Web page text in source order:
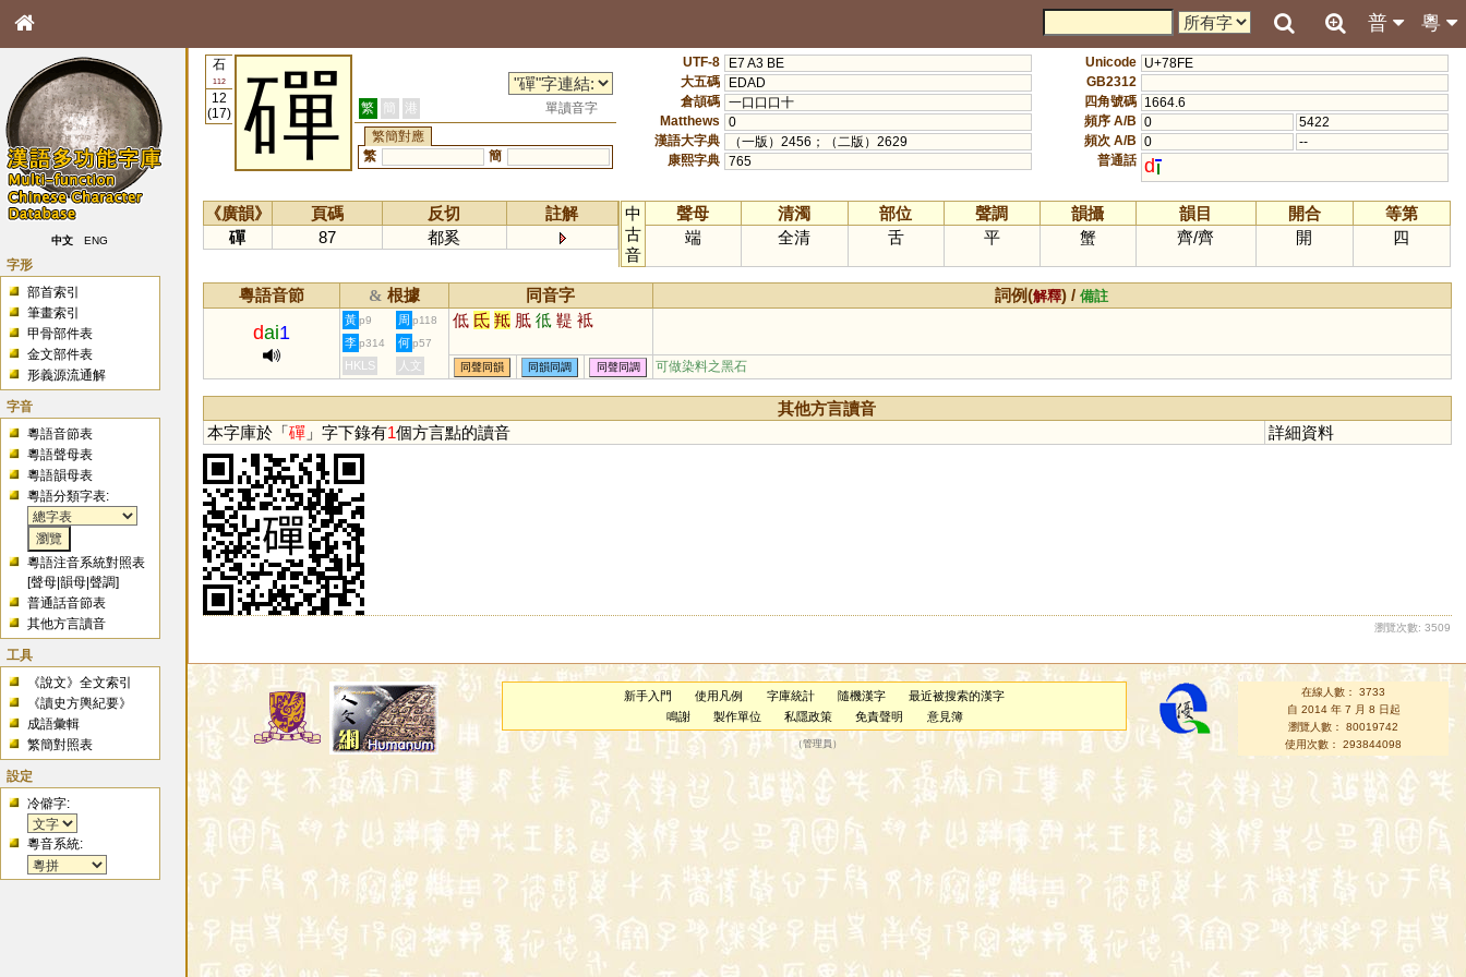
粵
普
中文 ENG
字形
部首索引
筆畫索引
甲骨部件表
金文部件表
形義源流通解
字音
粵語音節表
粵語聲母表
粵語韻母表
粵語分類字表:
粵語注音系統對照表
[聲母 |韻母 |聲調]
普通話音節表
其他方言讀音
工具
《說文》全文索引
《讀史方輿紀要》
成語彙輯
繁簡對照表
設定
冷僻字:
粵音系統:
石
112
12
(17)
磾 繁 簡 港
單讀音字
繁簡對應
繁
簡
UTF-8
E7 A3 BE
大五碼
EDAD
倉頡碼 一口口口十
Matthews
0
漢語大字典
（一版）2456；（二版）2629
康熙字典 765
Unicode U+78FE
GB2312
四角號碼 1664.6
頻序 A/B 0
5422
頻次 A/B 0
--
普通話 d
《廣韻》 頁碼 反切
註解
磾
87 都奚
中
古
音
聲母 清濁 部位 聲調 韻攝 韻目 開合
等第
端
全清 舌 平 蟹 齊/齊 開 四
粵語音節 & 根據 同音字 詞例(解釋) /備註
dai1
黃 p9 周 p118 低 氐 羝 胝 彽 鞮 袛
李 p314 何 p57
HKLS 人文 同聲同韻 同韻同調 同聲同調 可做染料之黑石
其他方言讀音
本字庫於「磾」字下錄有1個方言點的讀音 詳細資料
瀏覽次數: 3509
新手入門 使用凡例 字庫統計 隨機漢字
最近被搜索的漢字
鳴謝
製作單位 私隱政策 免責聲明 意見簿
（管理員 ）
在線人數： 3733
自 2014 年 7 月 8 日起
瀏覽人數： 80019742
使用次數： 293844098